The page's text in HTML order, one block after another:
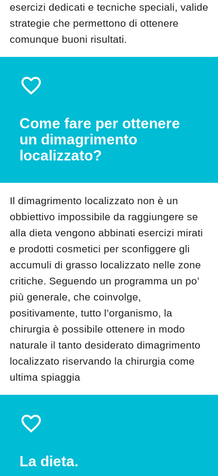
esercizi dedicati e tecniche speciali, valide
strategie che permettono di ottenere
comunque buoni risultati.
Come fare per ottenere
un dimagrimento
localizzato?
Il dimagrimento localizzato non è un
obbiettivo impossibile da raggiungere se
alla dieta vengono abbinati esercizi mirati
e prodotti cosmetici per sconfiggere gli
accumuli di grasso localizzato nelle zone
critiche. Seguendo un programma un po’
più generale, che coinvolge,
positivamente, tutto l’organismo, la
chirurgia è possibile ottenere in modo
naturale il tanto desiderato dimagrimento
localizzato riservando la chirurgia come
ultima spiaggia
La dieta.